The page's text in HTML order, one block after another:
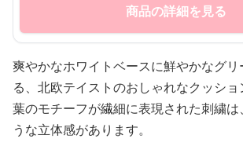
商品の詳細を見る
爽やかなホワイトベースに鮮やかなグリ
る、北欧テイストのおしゃれなクッショ
葉のモチーフが繊細に表現された刺繍は
うな立体感があります。